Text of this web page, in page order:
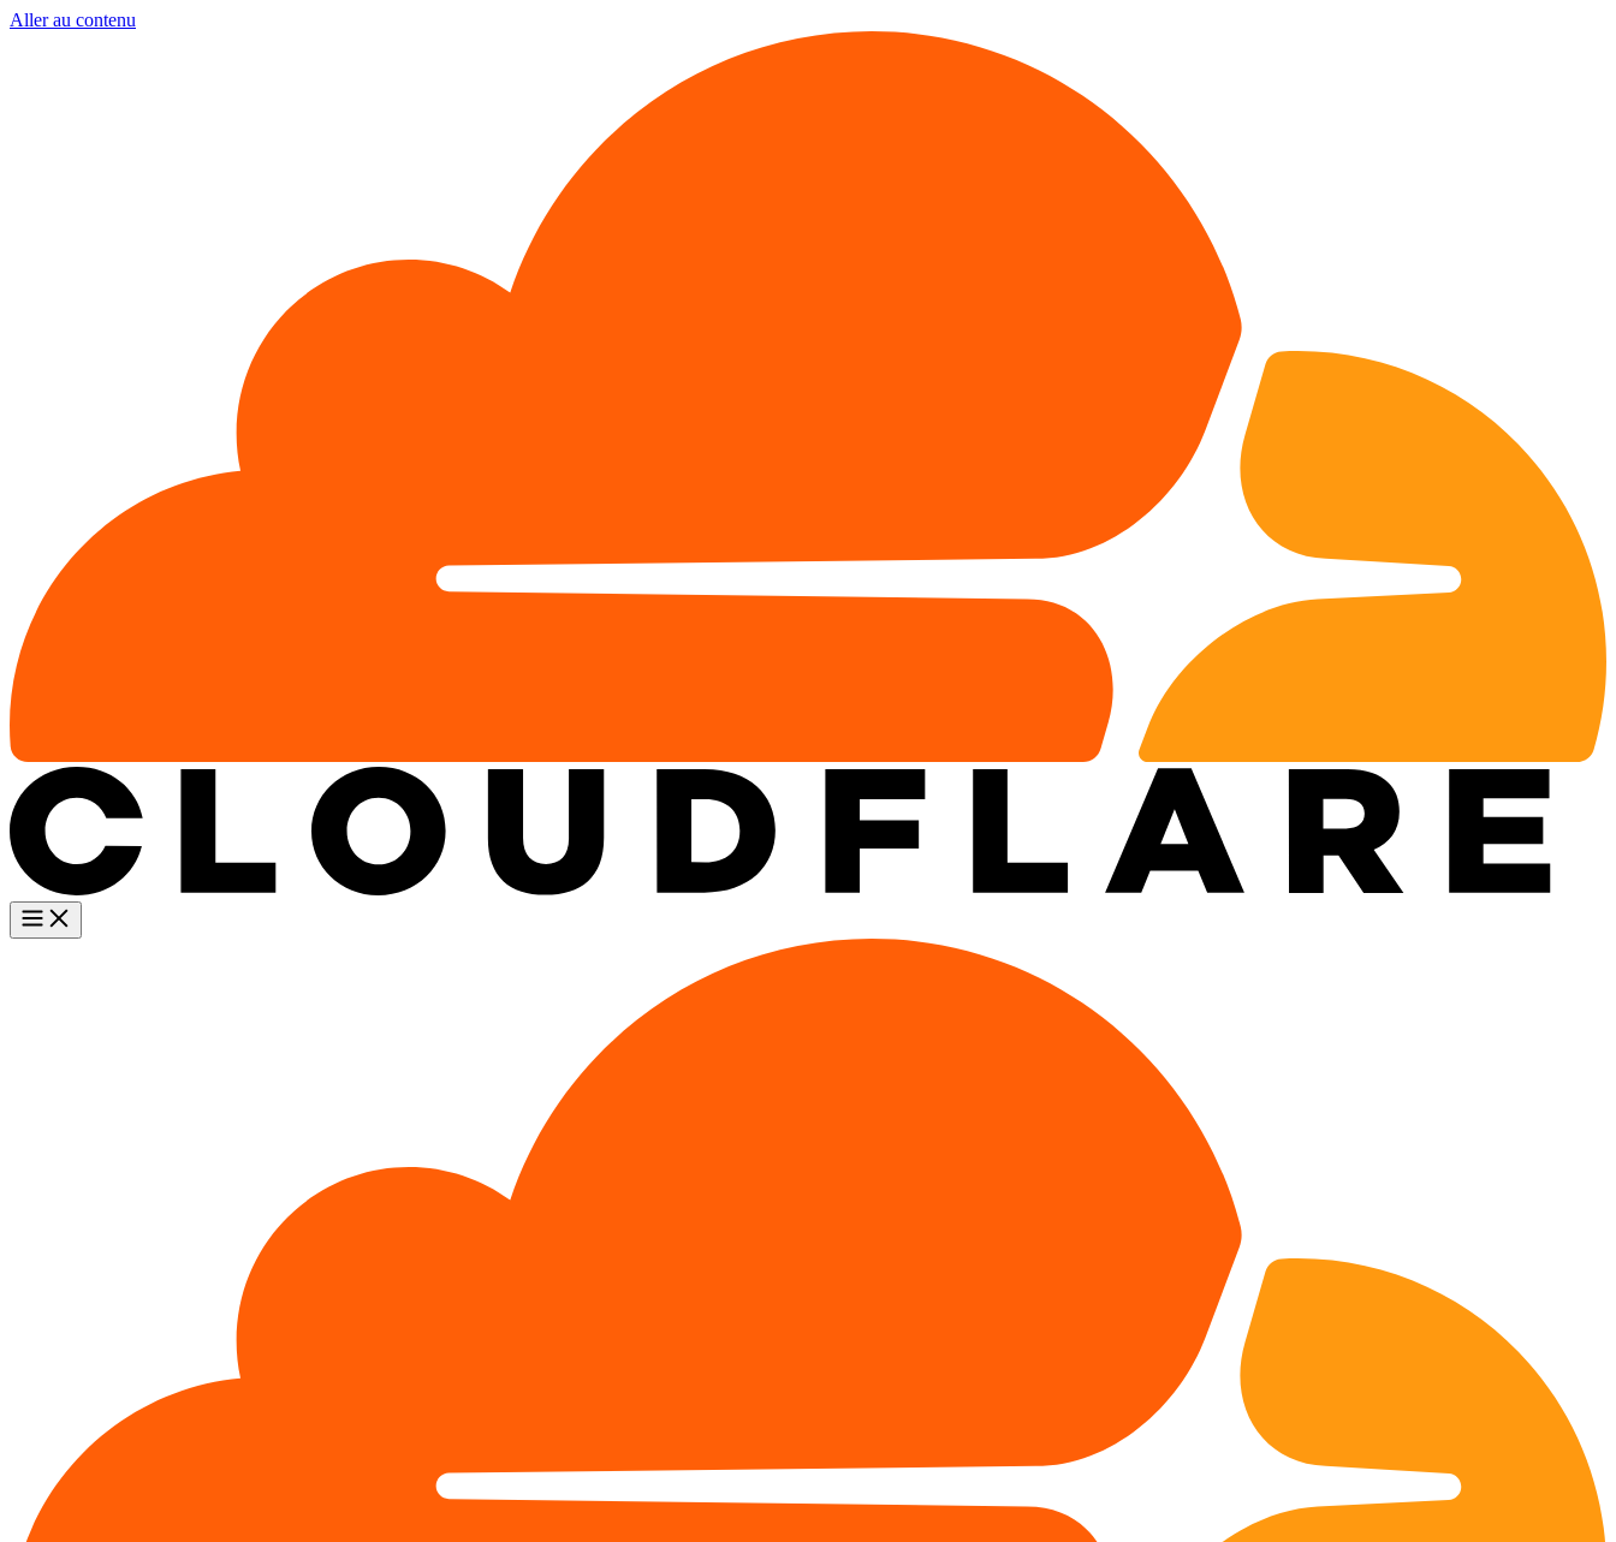
Aller au contenu